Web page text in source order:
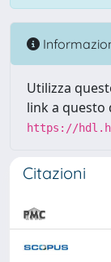
Utilizza
link a questo
https://
Citazioni